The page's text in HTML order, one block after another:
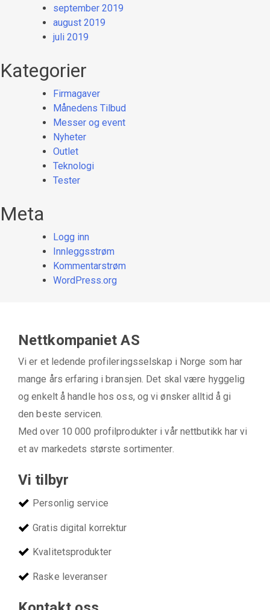
september 2019
august 2019
juli 2019
Kategorier
Firmagaver
Månedens Tilbud
Messer og event
Nyheter
Outlet
Teknologi
Tester
Meta
Logg inn
Innleggsstrøm
Kommentarstrøm
WordPress.org
Nettkompaniet AS
Vi er et ledende profileringsselskap i Norge som har
mange års erfaring i bransjen. Det skal være hyggelig
og enkelt å handle hos oss, og vi ønsker alltid å gi
den beste servicen.
Med over 10 000 profilprodukter i vår nettbutikk har vi
et av markedets største sortimenter.
Vi tilbyr
Personlig service
Gratis digital korrektur
Kvalitetsprodukter
Raske leveranser